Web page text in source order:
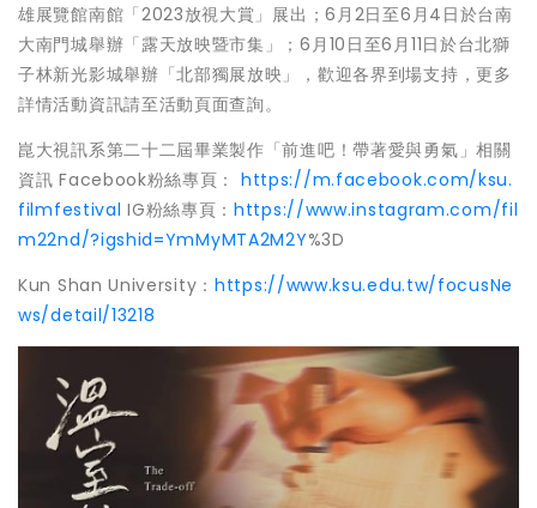
雄展覽館南館「2023放視大賞」展出；6月2日至6月4日於台南
大南門城舉辦「露天放映暨市集」；6月10日至6月11日於台北獅
子林新光影城舉辦「北部獨展放映」，歡迎各界到場支持，更多
詳情活動資訊請至活動頁面查詢。
崑大視訊系第二十二屆畢業製作「前進吧！帶著愛與勇氣」相關
資訊 Facebook粉絲專頁： https://m.facebook.com/ksu.
filmfestival IG粉絲專頁：https://www.instagram.com/fil
m22nd/?igshid=YmMyMTA2M2Y%3D
Kun Shan University： https://www.ksu.edu.tw/focusNe
ws/detail/13218